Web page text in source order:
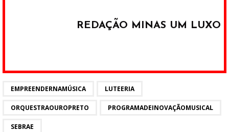
REDAÇÃO MINAS UM LUXO
EMPREENDERNAMÚSICA LUTEERIA
ORQUESTRAOUROPRETO PROGRAMADEINOVAÇÃOMUSICAL
SEBRAE